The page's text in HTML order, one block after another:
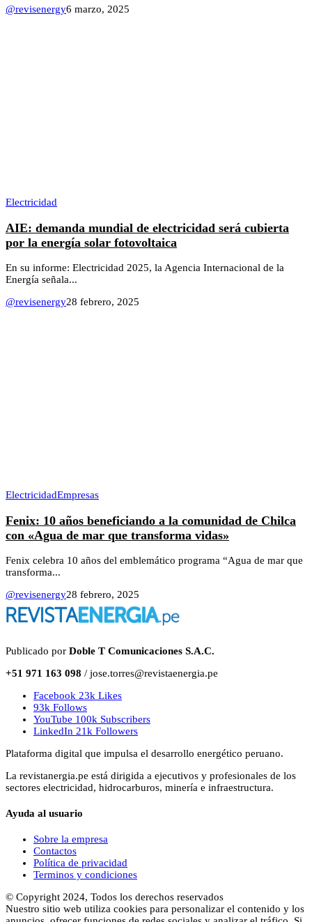
@revisenergy6 marzo, 2025
Electricidad
AIE: demanda mundial de electricidad será cubierta
por la energía solar fotovoltaica
En su informe: Electricidad 2025, la Agencia Internacional de la
Energía señala...
@revisenergy28 febrero, 2025
ElectricidadEmpresas
Fenix: 10 años beneficiando a la comunidad de Chilca
con «Agua de mar que transforma vidas»
Fenix celebra 10 años del emblemático programa “Agua de mar que
transforma...
@revisenergy28 febrero, 2025
Publicado por Doble T Comunicaciones S.A.C.
+51 971 163 098 / jose.torres@revistaenergia.pe
Facebook 23k Likes
93k Follows
YouTube 100k Subscribers
LinkedIn 21k Followers
Plataforma digital que impulsa el desarrollo energético peruano.
La revistanergia.pe está dirigida a ejecutivos y profesionales de los
sectores electricidad, hidrocarburos, minería e infraestructura.
Ayuda al usuario
Sobre la empresa
Contactos
Política de privacidad
Terminos y condiciones
© Copyright 2024, Todos los derechos reservados
Nuestro sitio web utiliza cookies para personalizar el contenido y los